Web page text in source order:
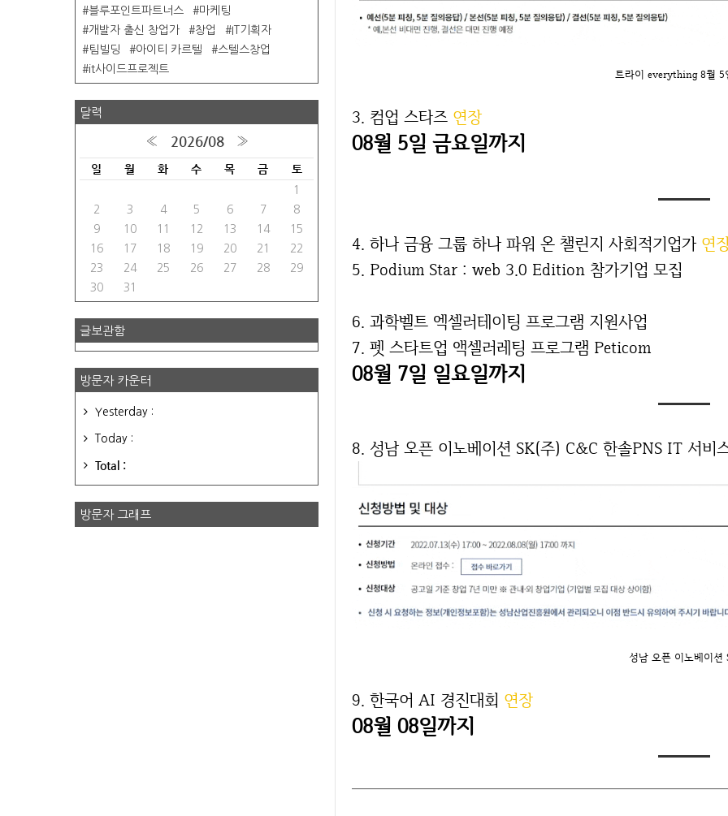
트라이 everything 8월 5
3. 컴업 스타즈 연장
08월 5일 금요일까지
4. 하나 금융 그룹 하나 파워 온 챌린지 사회적기업가 연
5. Podium Star : web 3.0 Edition 참가기업 모집
6. 과학벨트 엑셀러테이팅 프로그램 지원사업
7. 펫 스타트업 액셀러레팅 프로그램 Peticom
08월 7일 일요일까지
8. 성남 오픈 이노베이션 SK(주) C&C 한솔PNS IT 서비
성남 오픈 이노베이션
9. 한국어 AI 경진대회 연장
08월 08일까지
블루포인트파트너스
마케팅
개발자 출신 창업가
창업
IT기획자
팀빌딩
아이티 카르텔
스텔스창업
it사이드프로젝트
달력
« 2026/08 »
일 월 화 수 목 금 토
1
2
3 4 5 6 7
8
9
10 11 12 13 14
15
16
17 18 19 20 21
22
23
24 25 26 27 28
29
30
31
글보관함
방문자 카운터
Yesterday :
Today :
Total :
방문자 그래프